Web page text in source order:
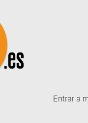
Entrar a